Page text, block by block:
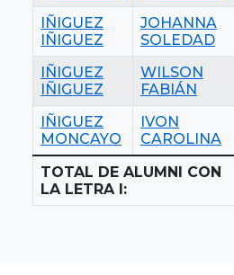
IÑIGUEZ
IÑIGUEZ
JOHANNA
SOLEDAD
IÑIGUEZ
IÑIGUEZ
WILSON
FABIÁN
IÑIGUEZ
MONCAYO
IVON
CAROLINA
TOTAL DE ALUMNI CON
LA LETRA I: